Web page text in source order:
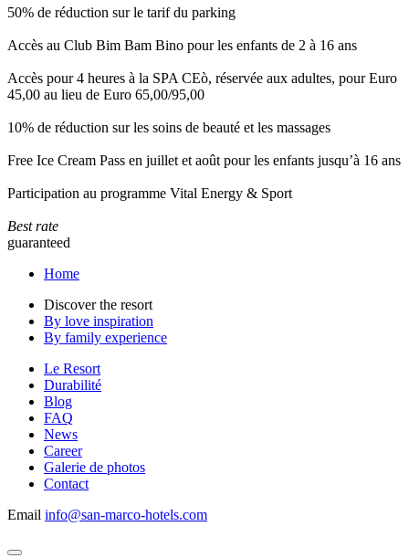
50% de réduction sur le tarif du parking
Accès au Club Bim Bam Bino pour les enfants de 2 à 16 ans
Accès pour 4 heures à la SPA CEò, réservée aux adultes, pour Euro
45,00 au lieu de Euro 65,00/95,00
10% de réduction sur les soins de beauté et les massages
Free Ice Cream Pass en juillet et août pour les enfants jusqu’à 16 ans
Participation au programme Vital Energy & Sport
Best rate
guaranteed
Home
Discover the resort
By love inspiration
By family experience
Le Resort
Durabilité
Blog
FAQ
News
Career
Galerie de photos
Contact
Email info@san-marco-hotels.com